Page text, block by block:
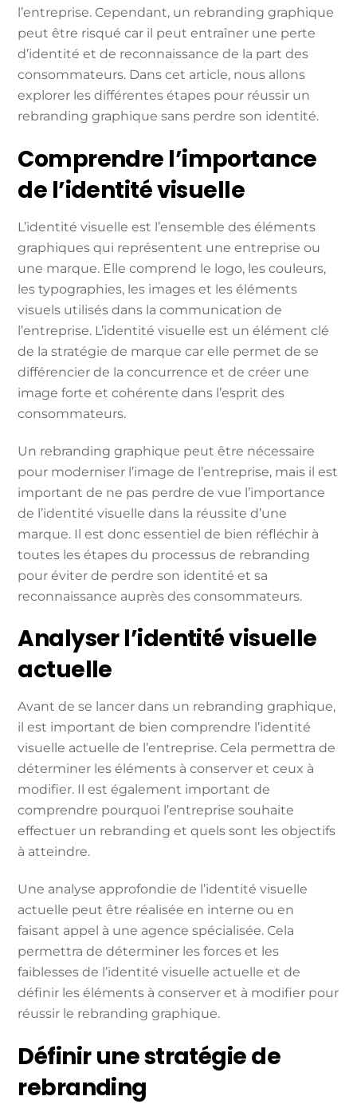
l’entreprise. Cependant, un rebranding graphique
peut être risqué car il peut entraîner une perte
d’identité et de reconnaissance de la part des
consommateurs. Dans cet article, nous allons
explorer les différentes étapes pour réussir un
rebranding graphique sans perdre son identité.
Comprendre l’importance
de l’identité visuelle
L’identité visuelle est l’ensemble des éléments
graphiques qui représentent une entreprise ou
une marque. Elle comprend le logo, les couleurs,
les typographies, les images et les éléments
visuels utilisés dans la communication de
l’entreprise. L’identité visuelle est un élément clé
de la stratégie de marque car elle permet de se
différencier de la concurrence et de créer une
image forte et cohérente dans l’esprit des
consommateurs.
Un rebranding graphique peut être nécessaire
pour moderniser l’image de l’entreprise, mais il est
important de ne pas perdre de vue l’importance
de l’identité visuelle dans la réussite d’une
marque. Il est donc essentiel de bien réfléchir à
toutes les étapes du processus de rebranding
pour éviter de perdre son identité et sa
reconnaissance auprès des consommateurs.
Analyser l’identité visuelle
actuelle
Avant de se lancer dans un rebranding graphique,
il est important de bien comprendre l’identité
visuelle actuelle de l’entreprise. Cela permettra de
déterminer les éléments à conserver et ceux à
modifier. Il est également important de
comprendre pourquoi l’entreprise souhaite
effectuer un rebranding et quels sont les objectifs
à atteindre.
Une analyse approfondie de l’identité visuelle
actuelle peut être réalisée en interne ou en
faisant appel à une agence spécialisée. Cela
permettra de déterminer les forces et les
faiblesses de l’identité visuelle actuelle et de
définir les éléments à conserver et à modifier pour
réussir le rebranding graphique.
Définir une stratégie de
rebranding